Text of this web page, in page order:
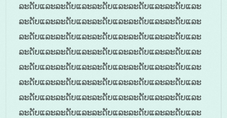
ລະດັບແລະລະດັບແລະລະດັບແລະລະດັບແລະລະດັບແລະ
ລະດັບແລະລະດັບແລະລະດັບແລະລະດັບແລະລະດັບແລະ
ລະດັບແລະລະດັບແລະລະດັບແລະລະດັບແລະລະດັບແລະ
ລະດັບແລະລະດັບແລະລະດັບແລະລະດັບແລະລະດັບແລະ
ລະດັບແລະລະດັບແລະລະດັບແລະລະດັບແລະລະດັບແລະ
ລະດັບແລະລະດັບແລະລະດັບແລະລະດັບແລະລະດັບແລະ
ລະດັບແລະລະດັບແລະລະດັບແລະລະດັບແລະລະດັບແລະ
ລະດັບແລະລະດັບແລະລະດັບແລະລະດັບແລະລະດັບແລະ